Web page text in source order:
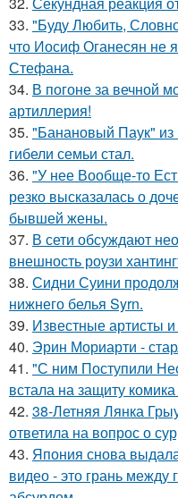
33. "Буду Любить,
что Иосиф Оганесян не
Стефана.
34. В погоне за вечной
артиллерия!
35. "Банановый Паук" из
гибели семьи стал.
36. "У нее Вообще-то
резко высказалась о
бывшей жены.
37. В сети обсуждают
внешность роузи
38. Сидни Суини
нижнего белья Syrn.
39. Известные артисты
40. Эрин Мориарти -
41. "С ним Поступили
встала на защиту
42. 38-Летняя Лянка
ответила на вопрос о
43. Япония снова
видео - это грань